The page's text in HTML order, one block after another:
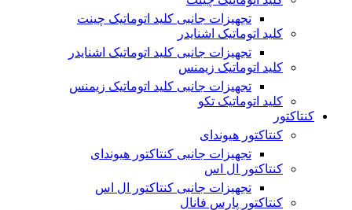
تجهیزات جانبی کلید اتوماتیک چینت
کلید اتوماتیک اشنایدر
تجهیزات جانبی کلید اتوماتیک اشنایدر
کلید اتوماتیک زیمنس
تجهیزات جانبی کلید اتوماتیک زیمنس
کلید اتوماتیک تکو
کنتاکتور
کنتاکتور هیوندای
تجهیزات جانبی کنتاکتور هیوندای
کنتاکتور ال اس
تجهیزات جانبی کنتاکتور ال اس
کنتاکتور پارس فانال